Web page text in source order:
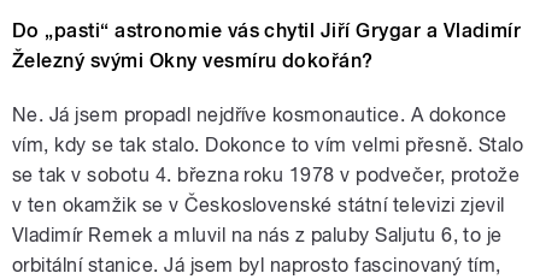
Do „pasti“ astronomie vás chytil Jiří Grygar a Vladimír
Železný svými Okny vesmíru dokořán?
Ne. Já jsem propadl nejdříve kosmonautice. A dokonce
vím, kdy se tak stalo. Dokonce to vím velmi přesně. Stalo
se tak v sobotu 4. března roku 1978 v podvečer, protože
v ten okamžik se v Československé státní televizi zjevil
Vladimír Remek a mluvil na nás z paluby Saljutu 6, to je
orbitální stanice. Já jsem byl naprosto fascinovaný tím,